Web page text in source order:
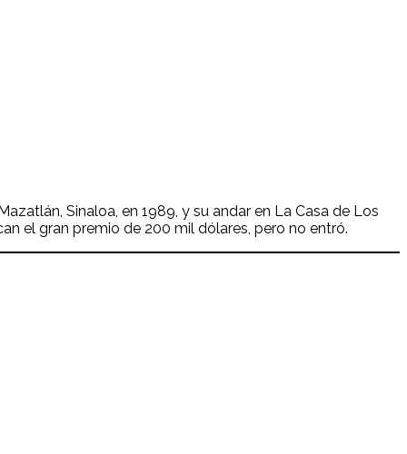
Sinaloa, en 1989, y su andar en La Casa de Los
el gran premio de 200 mil dólares, pero no entró.